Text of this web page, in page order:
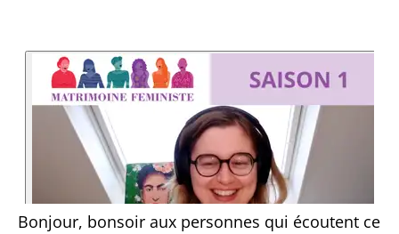
Bonjour, bonsoir aux personnes qui écoutent ce